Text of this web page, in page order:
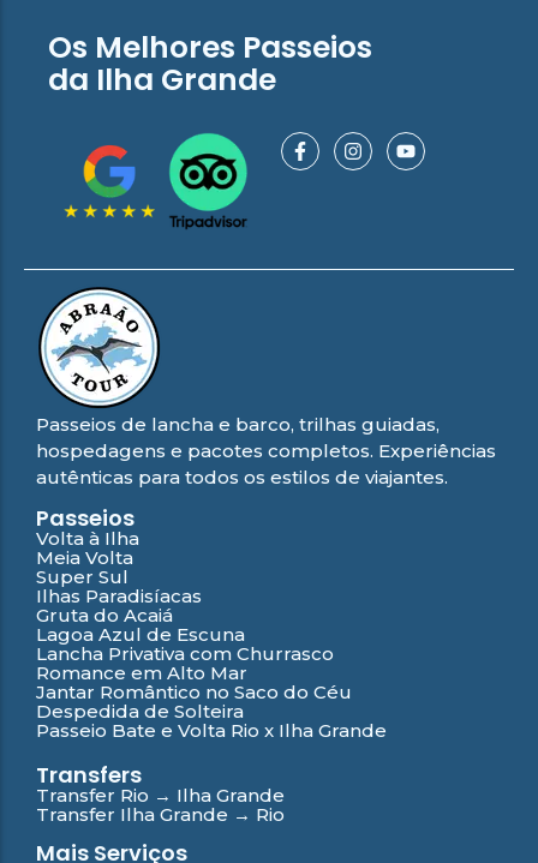
Os Melhores Passeios
da Ilha Grande
Passeios de lancha e barco, trilhas guiadas,
hospedagens e pacotes completos. Experiências
autênticas para todos os estilos de viajantes.
Passeios
Volta à Ilha
Meia Volta
Super Sul
Ilhas Paradisíacas
Gruta do Acaiá
Lagoa Azul de Escuna
Lancha Privativa com Churrasco
Romance em Alto Mar
Jantar Romântico no Saco do Céu
Despedida de Solteira
Passeio Bate e Volta Rio x Ilha Grande
Transfers
Transfer Rio → Ilha Grande
Transfer Ilha Grande → Rio
Mais Serviços